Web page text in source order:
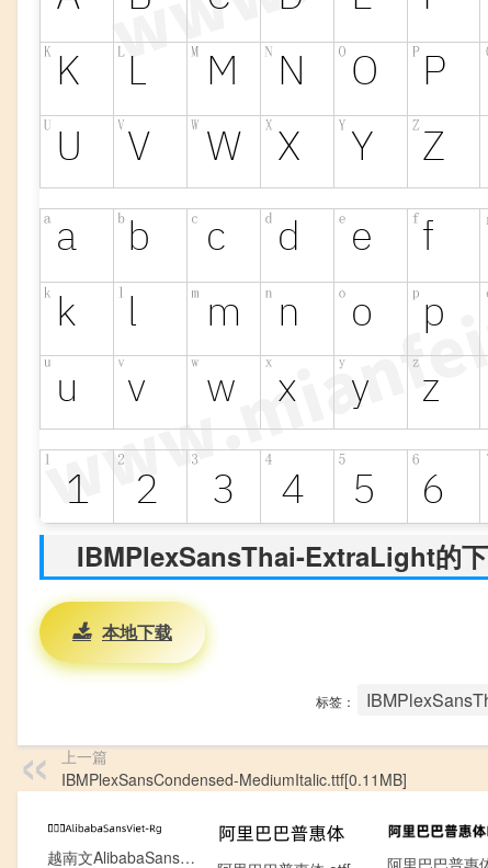
IBMPlexSansThai-ExtraLight的
本地下载
标签：
上一篇
IBMPlexSansCondensed-MediumItalic.ttf[0.11MB]
越南文AlibabaSansViet-Rg.otf[0.13MB]